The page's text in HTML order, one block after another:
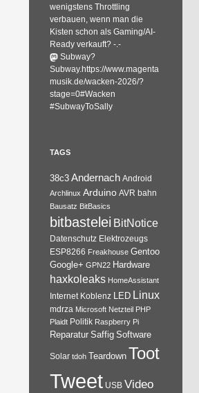
wenigstens Throttling
verbauen, wenn man die
Kisten schon als Gaming/AI-
Ready verkauft? -.-
Subway?
Subway.https://www.magenta
musik.de/wacken-2026/?
stage=0#Wacken
#SubwayToSally
TAGS
38c3 Andernach Android
Archlinux Arduino AVR bahn
Bausatz BitBasics
bitbastelei BitNotice
Datenschutz Elektrozeugs
ESP8266 Freakhouse Gentoo
Google+ GPN22 Hardware
haxkoleaks HomeAssistant
Internet Koblenz LED Linux
mdrza Microsoft Netzteil PHP
Plaidt Politik Raspberry Pi
Reparatur Saffig Software
Solar tdoh Teardown Toot
Tweet USB Video